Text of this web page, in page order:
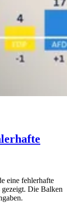
eine fehlerhafte
gezeigt. Die Balken